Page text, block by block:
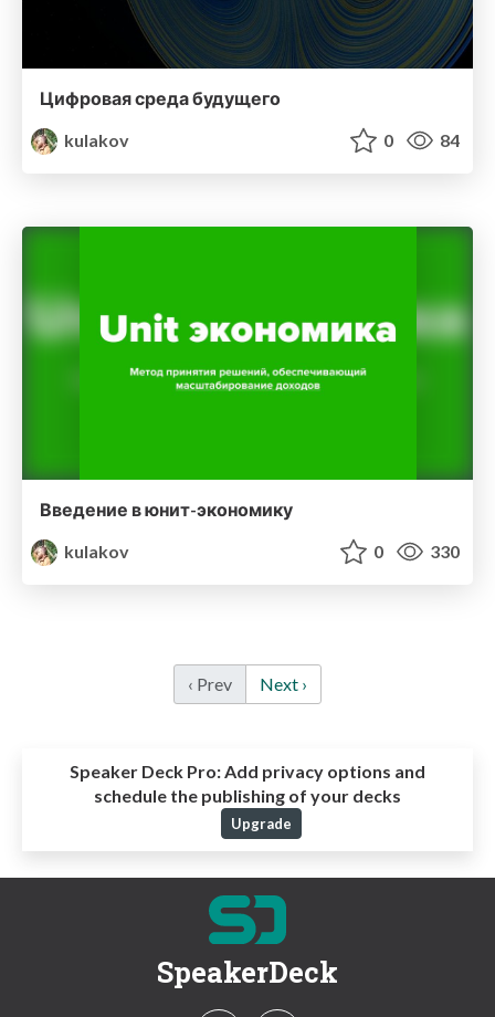
Цифровая среда будущего
kulakov
0 84
Введение в юнит-экономику
kulakov
0 330
‹ Prev Next ›
Speaker Deck Pro:Add privacy options and
schedule the publishing of your decks
Upgrade
SpeakerDeck